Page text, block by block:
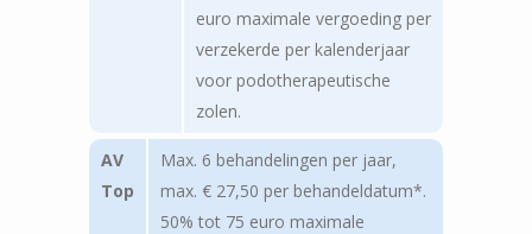
euro maximale vergoeding per
verzekerde per kalenderjaar
voor podotherapeutische
zolen.
AV
Top
Max. 6 behandelingen per jaar,
max. € 27,50 per behandeldatum*.
50% tot 75 euro maximale